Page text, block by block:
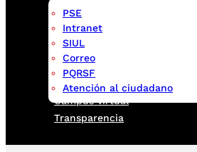
PSE
Intranet
SIUL
Correo
PQRSF
Atención al ciudadano
Campus virtual
Transparencia